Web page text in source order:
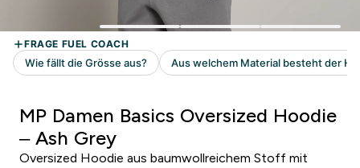
MP Damen Basics Oversized Hoodie
– Ash Grey
Oversized Hoodie aus baumwollreichem Stoff mit